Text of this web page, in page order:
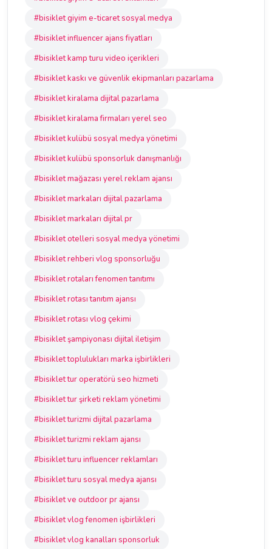
#bisiklet giyim e-ticaret sosyal medya
#bisiklet influencer ajans fiyatları
#bisiklet kamp turu video içerikleri
#bisiklet kaskı ve güvenlik ekipmanları pazarlama
#bisiklet kiralama dijital pazarlama
#bisiklet kiralama firmaları yerel seo
#bisiklet kulübü sosyal medya yönetimi
#bisiklet kulübü sponsorluk danışmanlığı
#bisiklet mağazası yerel reklam ajansı
#bisiklet markaları dijital pazarlama
#bisiklet markaları dijital pr
#bisiklet otelleri sosyal medya yönetimi
#bisiklet rehberi vlog sponsorluğu
#bisiklet rotaları fenomen tanıtımı
#bisiklet rotası tanıtım ajansı
#bisiklet rotası vlog çekimi
#bisiklet şampiyonası dijital iletişim
#bisiklet toplulukları marka işbirlikleri
#bisiklet tur operatörü seo hizmeti
#bisiklet tur şirketi reklam yönetimi
#bisiklet turizmi dijital pazarlama
#bisiklet turizmi reklam ajansı
#bisiklet turu influencer reklamları
#bisiklet turu sosyal medya ajansı
#bisiklet ve outdoor pr ajansı
#bisiklet vlog fenomen işbirlikleri
#bisiklet vlog kanalları sponsorluk